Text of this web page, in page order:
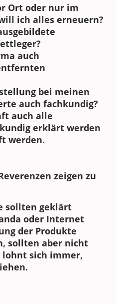
Ort oder nur im
ich alles erneuern?
auch
bei meinen
auch fachkundig?
auch alle
erklärt werden
werden.
zeigen zu
sollten geklärt
oder Internet
der Produkte
sollten aber nicht
lohnt sich immer,